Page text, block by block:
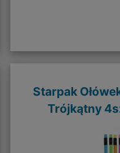
Starpak
Trójkątny